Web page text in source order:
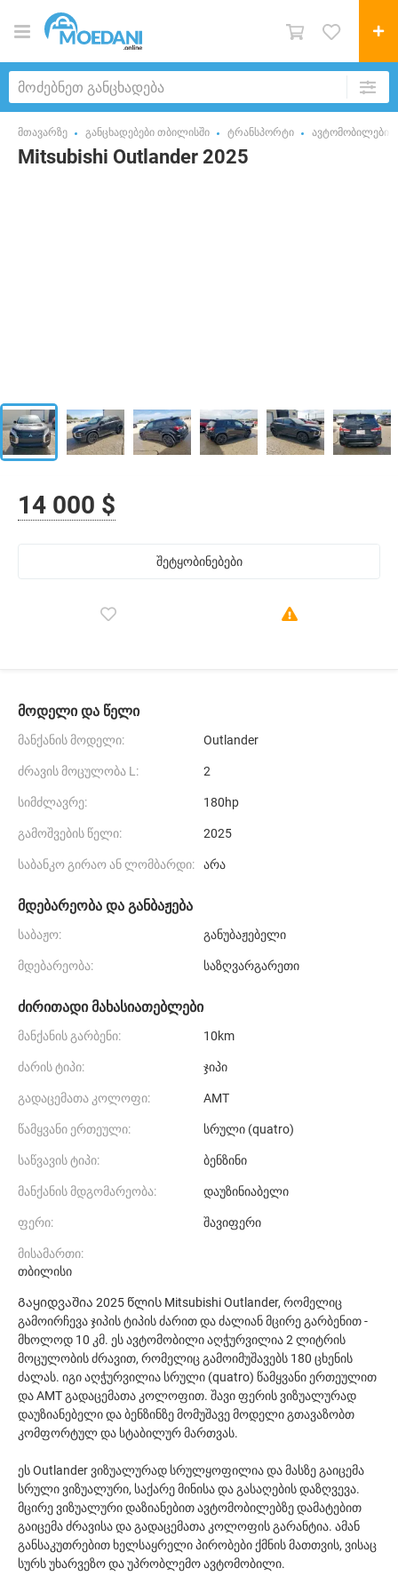
მთავარზე განცხადებები თბილისში ტრანსპორტი ავტომობილები
Mitsubishi Outlander 2025
14 000 $
შეტყობინებები
მოდელი და წელი
მანქანის მოდელი: Outlander
ძრავის მოცულობა L: 2
სიმძლავრე: 180hp
გამოშვების წელი: 2025
საბანკო გირაო ან ლომბარდი: არა
მდებარეობა და განბაჟება
საბაჟო: განუბაჟებელი
მდებარეობა: საზღვარგარეთი
ძირითადი მახასიათებლები
მანქანის გარბენი: 10km
ძარის ტიპი: ჯიპი
გადაცემათა კოლოფი: AMT
წამყვანი ერთეული: სრული (quatro)
საწვავის ტიპი: ბენზინი
მანქანის მდგომარეობა: დაუზინიაბელი
ფერი: შავიფერი
მისამართი:
თბილისი
Გაყიდვაშია 2025 წლის Mitsubishi Outlander, რომელიც
გამოირჩევა ჯიპის ტიპის ძარით და ძალიან მცირე გარბენით -
მხოლოდ 10 კმ. ეს ავტომობილი აღჭურვილია 2 ლიტრის
მოცულობის ძრავით, რომელიც გამოიმუშავებს 180 ცხენის
ძალას. იგი აღჭურვილია სრული (quatro) წამყვანი ერთეულით
და AMT გადაცემათა კოლოფით. შავი ფერის ვიზუალურად
დაუზიანებელი და ბენზინზე მომუშავე მოდელი გთავაზობთ
კომფორტულ და სტაბილურ მართვას.
ეს Outlander ვიზუალურად სრულყოფილია და მასზე გაიცემა
სრული ვიზუალური, საქარე მინისა და გასაღების დაზღვევა.
მცირე ვიზუალური დაზიანებით ავტომობილებზე დამატებით
გაიცემა ძრავისა და გადაცემათა კოლოფის გარანტია. ამან
განსაკუთრებით ხელსაყრელი პირობები ქმნის მათთვის, ვისაც
სურს უხარვეზო და უპრობლემო ავტომობილი.